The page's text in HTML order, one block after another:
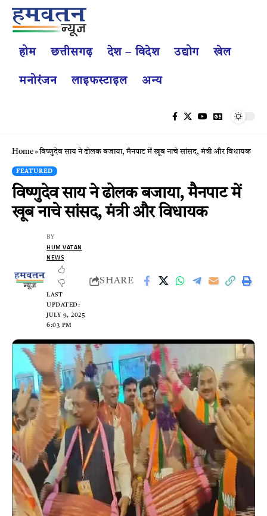
होम छत्तीसगढ़ देश – विदेश उद्योग खेल
मनोरंजन लाइफस्टाइल अन्य
Home»विष्णुदेव साय ने ढोलक बजाया, मैनपाट में खूब नाचे सांसद, मंत्री और विधायक
FEATURED
विष्णुदेव साय ने ढोलक बजाया, मैनपाट में
खूब नाचे सांसद, मंत्री और विधायक
LAST
UPDATED:
JULY 9, 2025
6:03 PM
BY
HUM VATAN
NEWS
SHARE